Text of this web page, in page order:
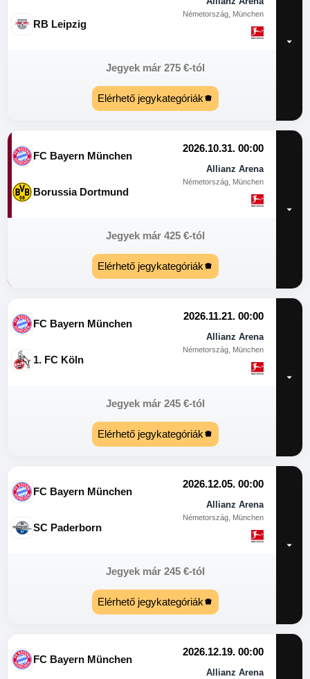
Németország, München
RB Leipzig
Jegyek már 275 €-tól
Elérhető jegykategóriák
FC Bayern München
2026.10.31. 00:00
Allianz Arena
Németország, München
Borussia Dortmund
Jegyek már 425 €-tól
Elérhető jegykategóriák
FC Bayern München
2026.11.21. 00:00
Allianz Arena
Németország, München
1. FC Köln
Jegyek már 245 €-tól
Elérhető jegykategóriák
FC Bayern München
2026.12.05. 00:00
Allianz Arena
Németország, München
SC Paderborn
Jegyek már 245 €-tól
Elérhető jegykategóriák
FC Bayern München
2026.12.19. 00:00
Allianz Arena